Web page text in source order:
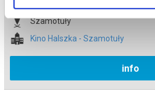
Szamotuły
Kino Halszka - Szamotuły
info